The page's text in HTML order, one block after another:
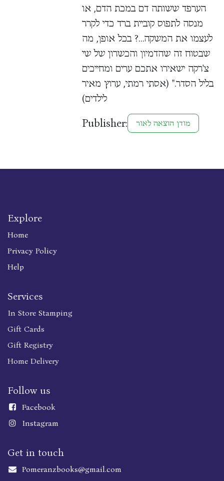
הערפד ששותה דם במכת הדם, או
מנסה לתפוס קוביית ברד כדי לקרר
לעצמו את המשקה…? בכל אופן, מה
שבטוח זה שהדמיון והכשרון של שי
צ'רקה ישאירו אתכם ערים ומחייכים
בליל הסדר." (אסתי רמתי, ערוץ מאיר
לילדים)
Publisher: מודן הוצאה לאור
Explore
Home
Privacy Policy
Help
Services
In Store Stamping
Gift Cards
Gift Registry
Home Delivery
Follow us
Facebook
Instagram
Get in touch
Pomeranzbooks@gmail.com